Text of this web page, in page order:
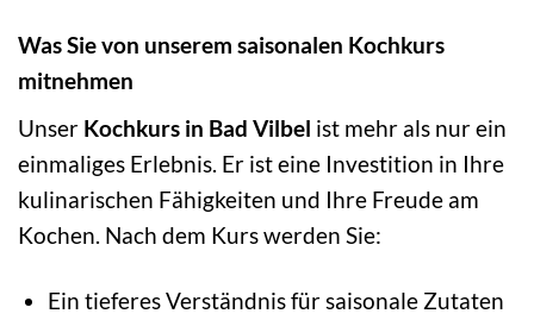
Was Sie von unserem saisonalen Kochkurs
mitnehmen
Unser Kochkurs in Bad Vilbel ist mehr als nur ein
einmaliges Erlebnis. Er ist eine Investition in Ihre
kulinarischen Fähigkeiten und Ihre Freude am
Kochen. Nach dem Kurs werden Sie:
Ein tieferes Verständnis für saisonale Zutaten